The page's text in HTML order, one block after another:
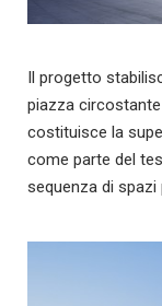
Il progetto
piazza circostante
costituisce la
come parte del
sequenza di spazi